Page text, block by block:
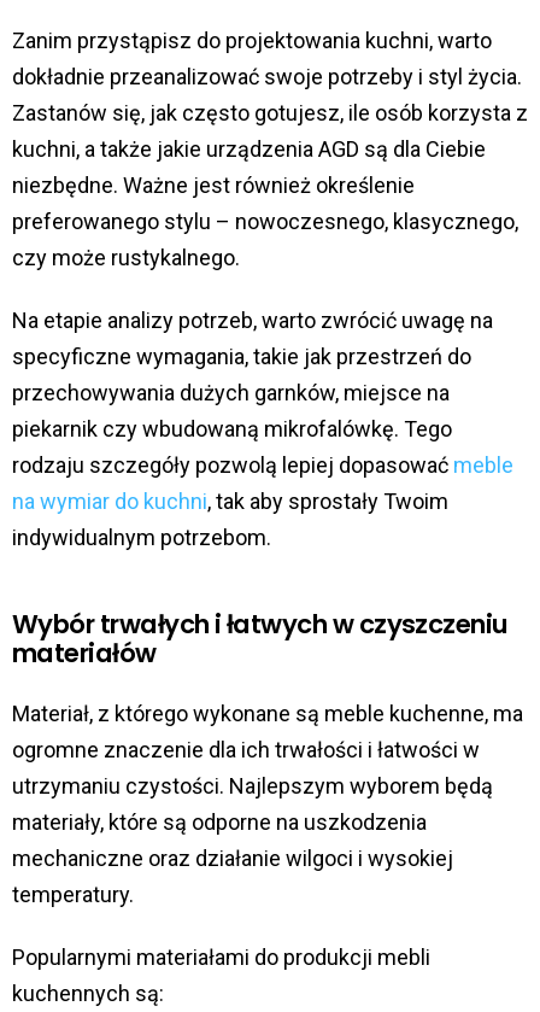
Zanim przystąpisz do projektowania kuchni, warto
dokładnie przeanalizować swoje potrzeby i styl życia.
Zastanów się, jak często gotujesz, ile osób korzysta z
kuchni, a także jakie urządzenia AGD są dla Ciebie
niezbędne. Ważne jest również określenie
preferowanego stylu – nowoczesnego, klasycznego,
czy może rustykalnego.
Na etapie analizy potrzeb, warto zwrócić uwagę na
specyficzne wymagania, takie jak przestrzeń do
przechowywania dużych garnków, miejsce na
piekarnik czy wbudowaną mikrofalówkę. Tego
rodzaju szczegóły pozwolą lepiej dopasować meble
na wymiar do kuchni, tak aby sprostały Twoim
indywidualnym potrzebom.
Wybór trwałych i łatwych w czyszczeniu
materiałów
Materiał, z którego wykonane są meble kuchenne, ma
ogromne znaczenie dla ich trwałości i łatwości w
utrzymaniu czystości. Najlepszym wyborem będą
materiały, które są odporne na uszkodzenia
mechaniczne oraz działanie wilgoci i wysokiej
temperatury.
Popularnymi materiałami do produkcji mebli
kuchennych są: